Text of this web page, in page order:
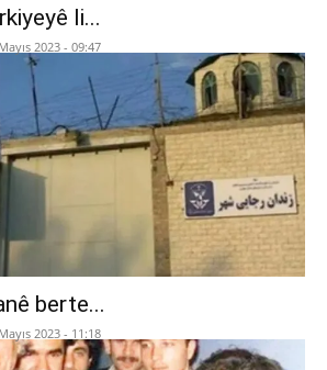
li...
2023 - 09:47
berte...
2023 - 11:18